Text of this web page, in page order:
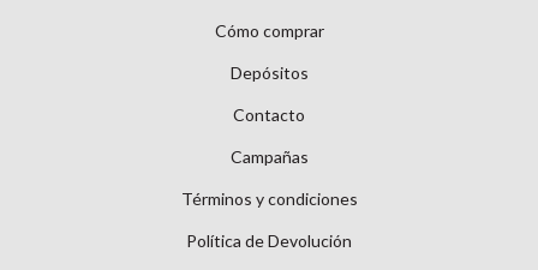
Cómo comprar
Depósitos
Contacto
Campañas
Términos y condiciones
Política de Devolución